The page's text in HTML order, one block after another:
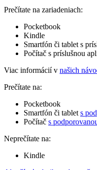
Prečítate na zariadeniach:
Pocketbook
Kindle
Smartfón či tablet s
Počítač s príslušnou
Viac informácií v našich
Prečítate na:
Pocketbook
Smartfón či tablet s
Počítač s
Neprečítate na:
Kindle